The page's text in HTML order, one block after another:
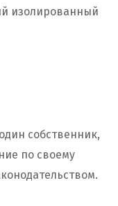
изолированный
собственник,
по своему